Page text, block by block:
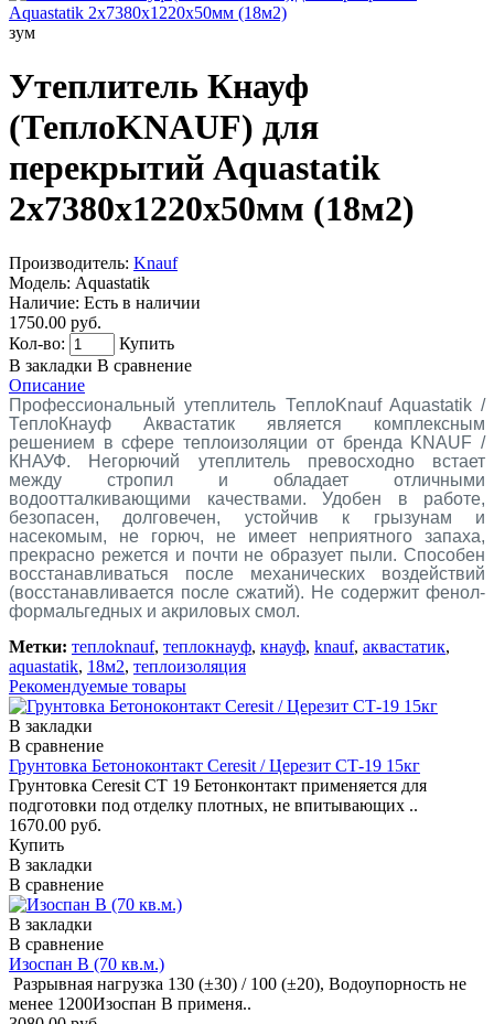
зум
Утеплитель Кнауф
(ТеплоKNAUF) для
перекрытий Aquastatik
2х7380х1220х50мм (18м2)
Производитель: Knauf
Модель: Aquastatik
Наличие: Есть в наличии
1750.00 руб.
Кол-во:
Купить
В закладки В сравнение
Описание
Профессиональный утеплитель ТеплоKnauf Aquastatik /
ТеплоКнауф Аквастатик является комплексным
решением в сфере теплоизоляции от бренда KNAUF /
КНАУФ. Негорючий утеплитель превосходно встает
между стропил и обладает отличными
водоотталкивающими качествами. Удобен в работе,
безопасен, долговечен, устойчив к грызунам и
насекомым, не горюч, не имеет неприятного запаха,
прекрасно режется и почти не образует пыли. Способен
восстанавливаться после механических воздействий
(восстанавливается после сжатий). Не содержит фенол-
формальгедных и акриловых смол.
Метки: теплоknauf, теплокнауф, кнауф, knauf, аквастатик,
aquastatik, 18м2, теплоизоляция
Рекомендуемые товары
В закладки
В сравнение
Грунтовка Бетоноконтакт Ceresit / Церезит СТ-19 15кг
Грунтовка Ceresit CT 19 Бетонконтакт применяется для
подготовки под отделку плотных, не впитывающих ..
1670.00 руб.
Купить
В закладки
В сравнение
В закладки
В сравнение
Изоспан B (70 кв.м.)
Разрывная нагрузка 130 (±30) / 100 (±20), Водоупорность не
менее 1200Изоспан B применя..